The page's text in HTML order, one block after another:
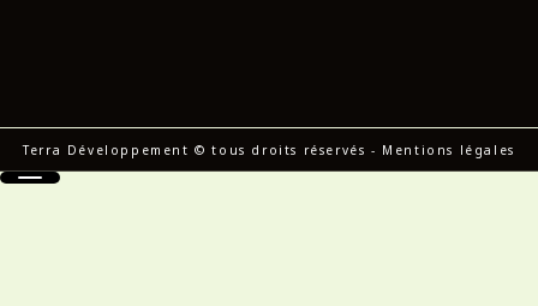
Terra Développement © tous droits réservés - Mentions légales